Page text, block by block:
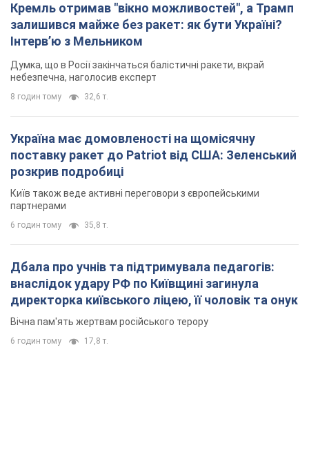
Кремль отримав "вікно можливостей", а Трамп
залишився майже без ракет: як бути Україні?
Інтерв’ю з Мельником
Думка, що в Росії закінчаться балістичні ракети, вкрай
небезпечна, наголосив експерт
8 годин тому 32,6 т.
Україна має домовленості на щомісячну
поставку ракет до Patriot від США: Зеленський
розкрив подробиці
Київ також веде активні переговори з європейськими
партнерами
6 годин тому 35,8 т.
Дбала про учнів та підтримувала педагогів:
внаслідок удару РФ по Київщині загинула
директорка київського ліцею, її чоловік та онук
Вічна пам'ять жертвам російського терору
6 годин тому 17,8 т.